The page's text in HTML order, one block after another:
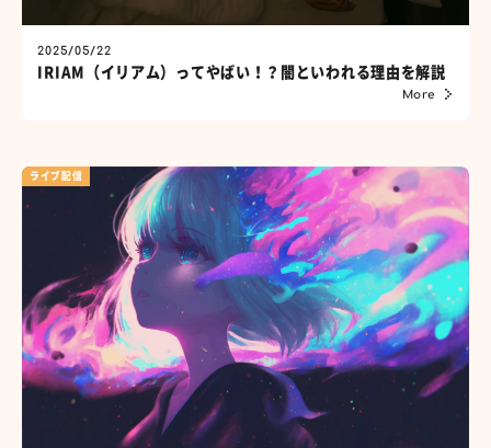
2025/05/22
IRIAM（イリアム）ってやばい！？闇といわれる理由を解説
More
ライブ配信